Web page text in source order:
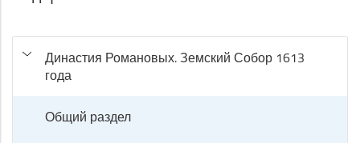
Династия Романовых. Земский Собор 1613
года
Общий раздел